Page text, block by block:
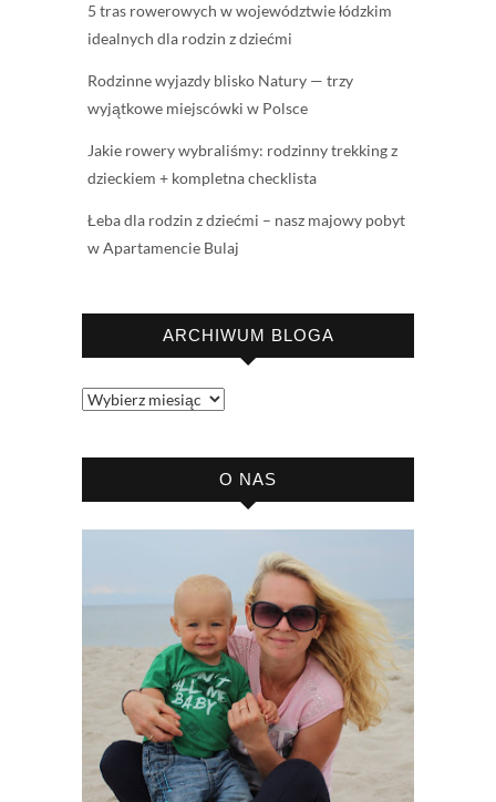
5 tras rowerowych w województwie łódzkim
idealnych dla rodzin z dziećmi
Rodzinne wyjazdy blisko Natury — trzy
wyjątkowe miejscówki w Polsce
Jakie rowery wybraliśmy: rodzinny trekking z
dzieckiem + kompletna checklista
Łeba dla rodzin z dziećmi – nasz majowy pobyt
w Apartamencie Bulaj
ARCHIWUM BLOGA
Archiwum
O NAS